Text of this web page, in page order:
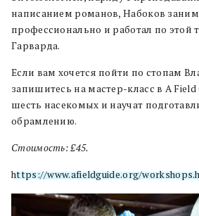
написанием романов, Набоков
профессионально и работал по этой
Гарварда.
Если вам хочется пойти по стопам
запишитесь на мастер-класс в A
шесть насекомых и научат
обрамлению.
Стоимость: £45.
https://www.afieldguide.org/